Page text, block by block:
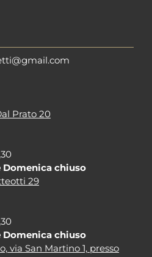
Prato 20
chiuso
29
chiuso
via San Martino 1, presso